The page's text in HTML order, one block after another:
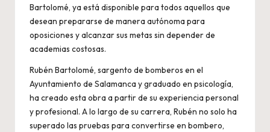
Bartolomé, ya está disponible para todos aquellos que
desean prepararse de manera autónoma para
oposiciones y alcanzar sus metas sin depender de
academias costosas.
Rubén Bartolomé, sargento de bomberos en el
Ayuntamiento de Salamanca y graduado en psicología,
ha creado esta obra a partir de su experiencia personal
y profesional. A lo largo de su carrera, Rubén no solo ha
superado las pruebas para convertirse en bombero,